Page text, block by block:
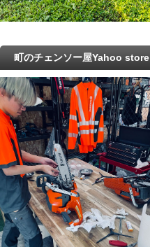
町のチェンソー屋Yahoo store